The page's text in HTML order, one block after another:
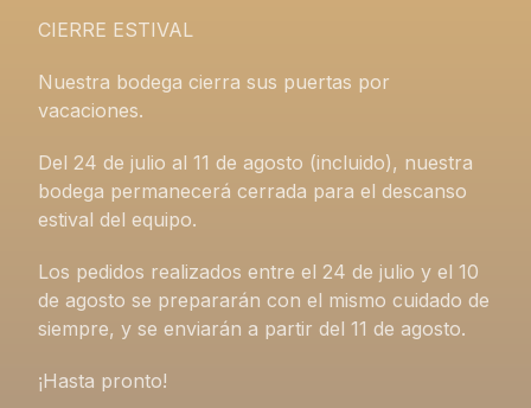
CIERRE ESTIVAL
Nuestra bodega cierra sus puertas por
vacaciones.
Del 24 de julio al 11 de agosto (incluido), nuestra
bodega permanecerá cerrada para el descanso
estival del equipo.
Los pedidos realizados entre el 24 de julio y el 10
de agosto se prepararán con el mismo cuidado de
siempre, y se enviarán a partir del 11 de agosto.
¡Hasta pronto!